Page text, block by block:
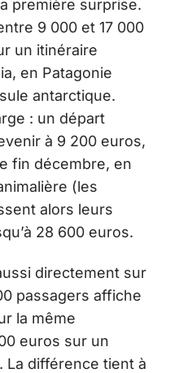
première surprise.
9 000 et 17 000
un itinéraire
en Patagonie
antarctique.
: un départ
à 9 200 euros,
fin décembre, en
(les
alors leurs
28 600 euros.
directement sur
passagers affiche
la même
euros sur un
La différence tient à